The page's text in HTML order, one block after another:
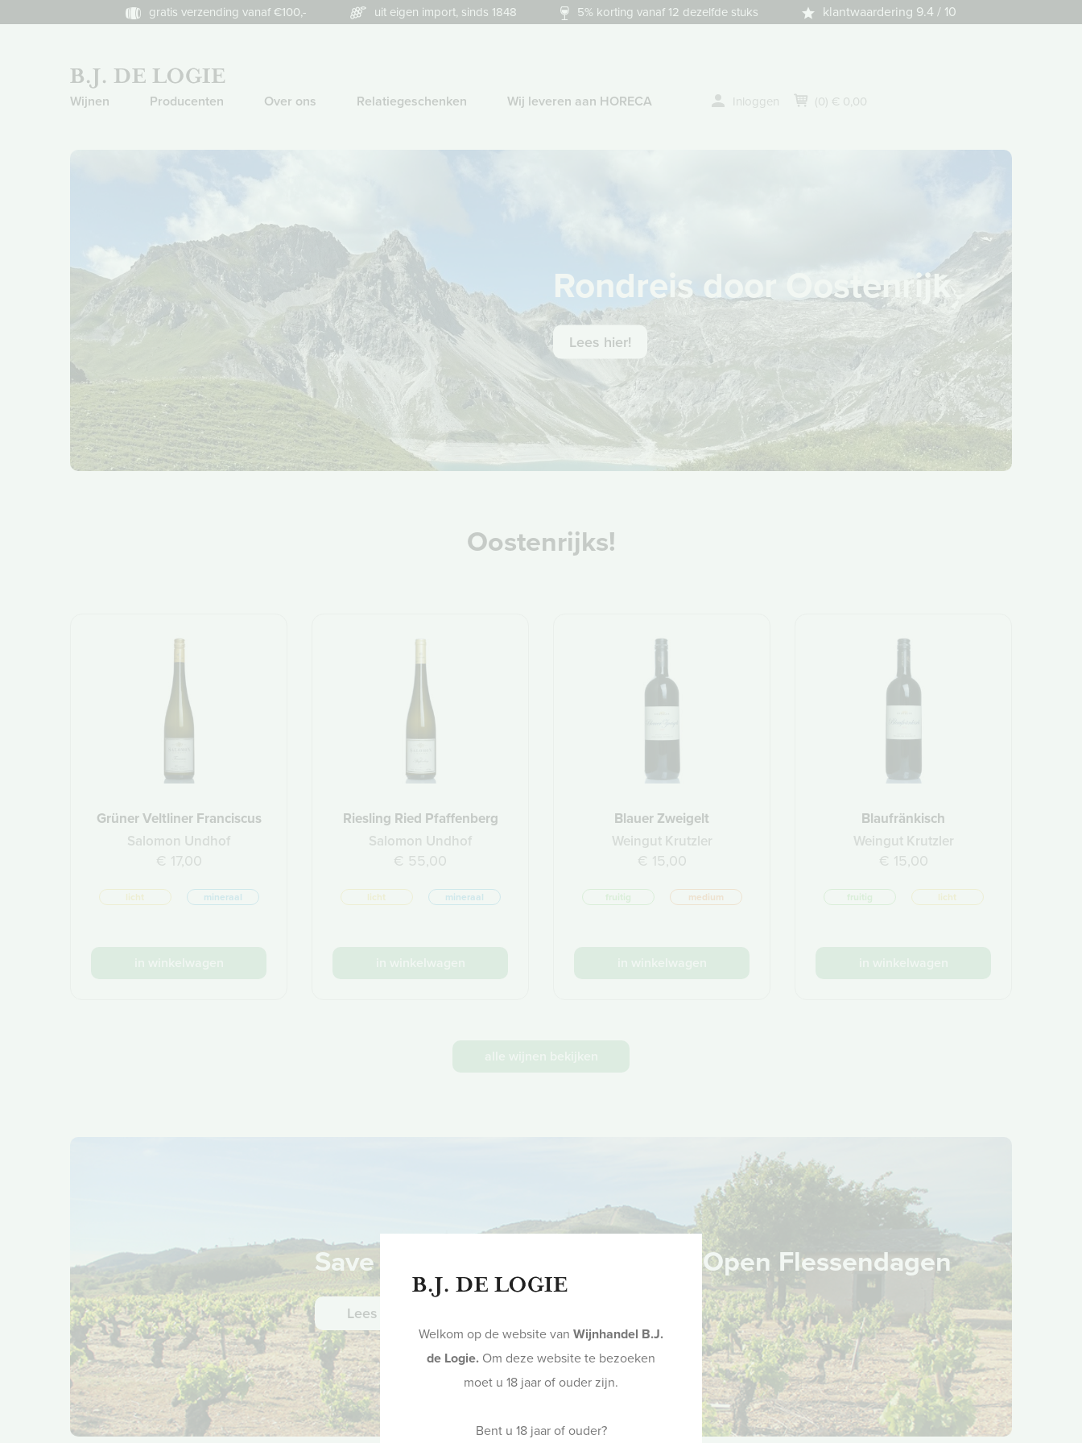
gratis verzending vanaf €100,- uit eigen import, sinds 1848 5% korting vanaf 12 dezelfde stuks klantwaardering 9.4 / 10
Wijnen Producenten Over ons Relatiegeschenken Wij leveren aan HORECA Inloggen (0) € 0,00
Rondreis door Oostenrijk
Lees hier!
Oostenrijks!
Grüner Veltliner Franciscus
Salomon Undhof
€ 17,00
licht mineraal
Riesling Ried Pfaffenberg
Salomon Undhof
€ 55,00
licht mineraal
Blauer Zweigelt
Weingut Krutzler
€ 15,00
fruitig medium
Blaufränkisch
Weingut Krutzler
€ 15,00
fruitig licht
Save the date: Wijnproeverijen Open Flessendagen
Lees meer!
Welkom op de website van Wijnhandel B.J.
de Logie. Om deze website te bezoeken
moet u 18 jaar of ouder zijn.
Bent u 18 jaar of ouder?